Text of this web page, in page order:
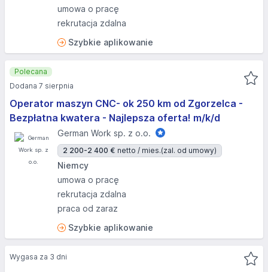
umowa o pracę
rekrutacja zdalna
Szybkie aplikowanie
Operator maszyn CNC- ok 250 km od Zgorzelca -
Bezpłatna kwatera - Najlepsza oferta! m/k/d
German Work sp. z o.o.
2 200-2 400 € netto / mies.(zal. od umowy)
Niemcy
umowa o pracę
rekrutacja zdalna
praca od zaraz
Szybkie aplikowanie
Polecana
Dodana 7 sierpnia
Wygasa za 3 dni